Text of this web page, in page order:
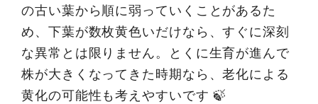
の古い葉から順に弱っていくことがあるた
め、下葉が数枚黄色いだけなら、すぐに深刻
な異常とは限りません。とくに生育が進んで
株が大きくなってきた時期なら、老化による
黄化の可能性も考えやすいです 🍃